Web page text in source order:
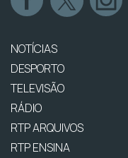
NOTÍCIAS
DESPORTO
TELEVISÃO
RÁDIO
RTP ARQUIVOS
RTP ENSINA